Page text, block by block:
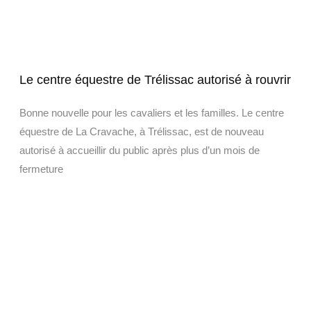
Le centre équestre de Trélissac autorisé à rouvrir
Bonne nouvelle pour les cavaliers et les familles. Le centre
équestre de La Cravache, à Trélissac, est de nouveau
autorisé à accueillir du public après plus d’un mois de
fermeture